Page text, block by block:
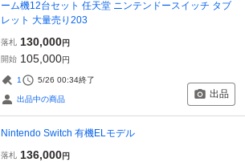
ーム機12台セット 任天堂 ニンテンドースイッチ タブ
レット 大量売り203
落札 130,000円
開始 105,000円
1 5/26 00:34終了
出品中の商品 出品
Nintendo Switch 有機ELモデル
落札 136,000円